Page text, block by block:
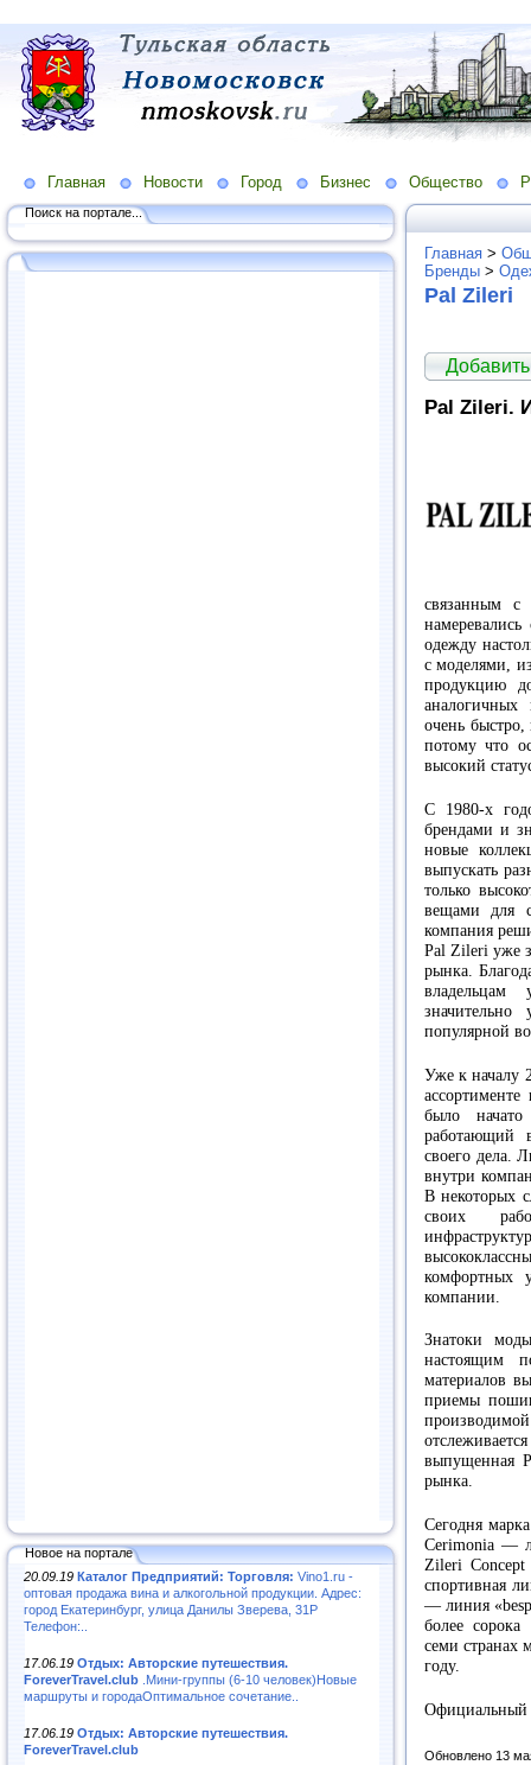
Главная Новости Город Бизнес Общество
Поиск на портале...
Новое на портале
20.09.19 Каталог Предприятий: Торговля: Vino1.ru -
оптовая продажа вина и алкогольной продукции. Адрес:
город Екатеринбург, улица Данилы Зверева, 31Р
Телефон:..
17.06.19 Отдых: Авторские путешествия.
ForeverTravel.club .Мини-группы (6-10 человек)Новые
маршруты и городаОптимальное сочетание..
17.06.19 Отдых: Авторские путешествия.
ForeverTravel.club
Главная >
Бренды >
Pal Zileri
Pal Zileri.
связанным
одежду
с моделями,
продукцию
аналогичных
очень быстро,
потому что
высокий
С 1980-х
брендами и
новые
выпускать
только
вещами для
компания
Pal Zileri уже
рынка.
владельцам
популярной
Уже к началу
было начато
работающий
своего дела.
внутри
В некоторых
своих
комфортных
компании.
Знатоки
настоящим
материалов
приемы
выпущенная
рынка.
Сегодня
Cerimonia —
Zileri
спортивная
— линия
более
семи странах
году.
Официальный
Обновлено 13